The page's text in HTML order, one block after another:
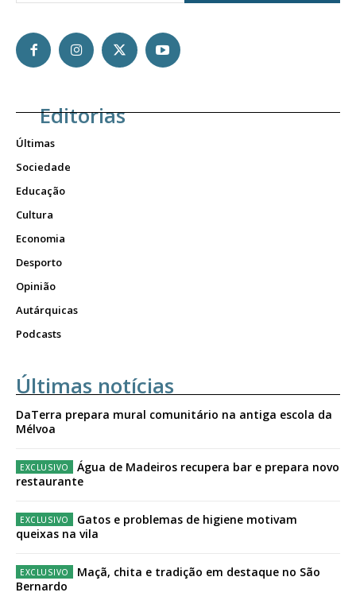
Editorias
Últimas
Sociedade
Educação
Cultura
Economia
Desporto
Opinião
Autárquicas
Podcasts
Últimas notícias
DaTerra prepara mural comunitário na antiga escola da
Mélvoa
Água de Madeiros recupera bar e prepara novo
restaurante
Gatos e problemas de higiene motivam
queixas na vila
Maçã, chita e tradição em destaque no São
Bernardo